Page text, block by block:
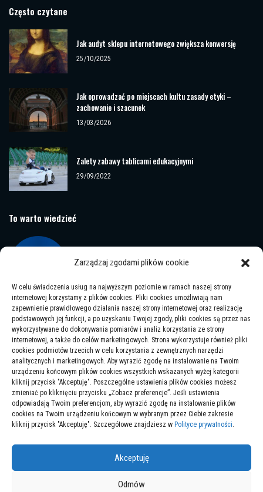
Zarządzaj zgodami plików cookie
W celu świadczenia usług na najwyższym poziomie w ramach naszej strony
internetowej korzystamy z plików cookies. Pliki cookies umożliwiają nam
zapewnienie prawidłowego działania naszej strony internetowej oraz realizację
podstawowych jej funkcji, a po uzyskaniu Twojej zgody, pliki cookies są przez nas
wykorzystywane do dokonywania pomiarów i analiz korzystania ze strony
internetowej, a także do celów marketingowych. Strona wykorzystuje również pliki
cookies podmiotów trzecich w celu korzystania z zewnętrznych narzędzi
analitycznych i marketingowych. Aby wyrazić zgodę na instalowanie na Twoim
urządzeniu końcowym plików cookies wszystkich wskazanych wyżej kategorii
kliknij przycisk "Akceptuję". Poszczególne ustawienia plików cookies możesz
zmieniać po kliknięciu przycisku „Zobacz preferencje”. Jeśli ustawienia
odpowiadają Twoim preferencjom, aby wyrazić zgodę na instalowanie plików
cookies na Twoim urządzeniu końcowym w wybranym przez Ciebie zakresie
kliknij przycisk "Akceptuję". Szczegółowe znajdziesz w Polityce prywatności.
Akceptuję
Odmów
Często czytane
Jak audyt sklepu internetowego zwiększa konwersję
25/10/2025
Jak oprowadzać po miejscach kultu zasady etyki –
zachowanie i szacunek
13/03/2026
Zalety zabawy tablicami edukacyjnymi
29/09/2022
To warto wiedzieć
Jak dobrze dobrać ramki i kontakty do swojego wnętrza.
Jakie są korzyści z nauki języka angielskiego w
przedszkolu? Jedno dziecko, dwa światy
11/07/2025
Panele winylowe, jako sposób na oryginalną i nowoczesną
łazienkę
16/11/2022